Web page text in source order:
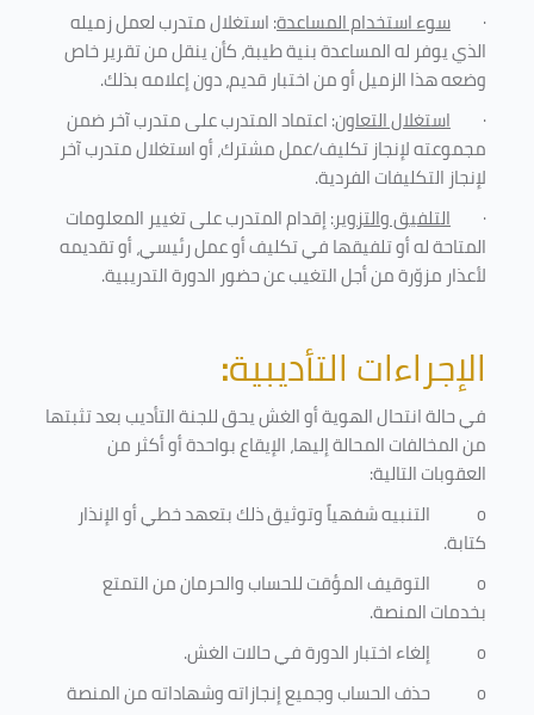
· سوء استخدام المساعدة: استغلال متدرب لعمل زميله
الذي يوفر له المساعدة بنية طيبة، كأن ينقل من تقرير خاص
وضعه هذا الزميل أو من اختبار قديم، دون إعلامه بذلك.
· استغلال التعاون: اعتماد المتدرب على متدرب آخر ضمن
مجموعته لإنجاز تكليف/عمل مشترك، أو استغلال متدرب آخر
لإنجاز التكليفات الفردية.
· التلفيق والتزوير: إقدام المتدرب على تغيير المعلومات
المتاحة له أو تلفيقها في تكليف أو عمل رئيسي، أو تقديمه
لأعذار مزوّرة من أجل التغيب عن حضور الدورة التدريبية.
الإجراءات التأديبية:
في حالة انتحال الهوية أو الغش يحق للجنة التأديب بعد تثبتها
من المخالفات المحالة إليها، الإيقاع بواحدة أو أكثر من
العقوبات التالية:
o
التنبيه شفهياً وتوثيق ذلك بتعهد خطي أو الإنذار
كتابة.
o
التوقيف المؤقت للحساب والحرمان من التمتع
بخدمات المنصة.
o
إلغاء اختبار الدورة في حالات الغش.
o
حذف الحساب وجميع إنجازاته وشهاداته من المنصة